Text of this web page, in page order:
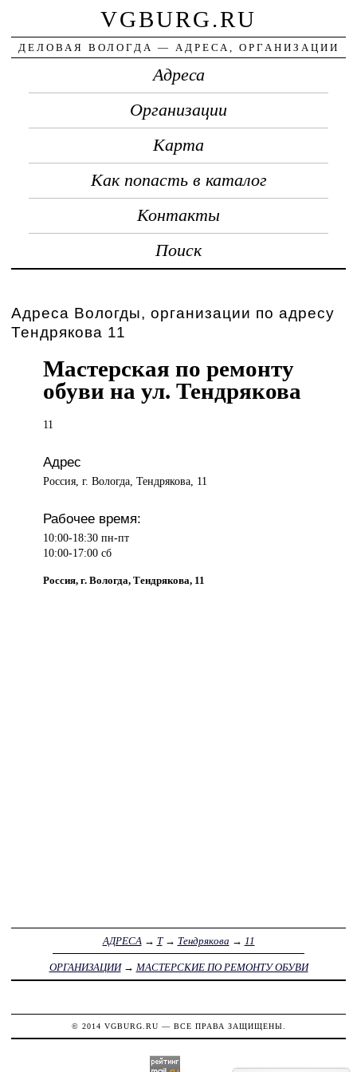
VGBURG.RU
ДЕЛОВАЯ ВОЛОГДА — АДРЕСА, ОРГАНИЗАЦИИ
Адреса
Организации
Карта
Как попасть в каталог
Контакты
Поиск
Адреса Вологды, организации по адресу
Тендрякова 11
Мастерская по ремонту
обуви на ул. Тендрякова
11
Адрес
Россия, г. Вологда, Тендрякова, 11
Рабочее время:
10:00-18:30 пн-пт
10:00-17:00 сб
Россия, г. Вологда, Тендрякова, 11
АДРЕСА→ Т→ Тендрякова → 11
ОРГАНИЗАЦИИ→ МАСТЕРСКИЕ ПО РЕМОНТУ ОБУВИ
© 2014 VGBURG.RU — ВСЕ ПРАВА ЗАЩИЩЕНЫ.